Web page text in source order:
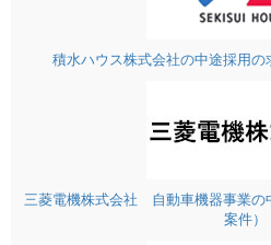
積水ハウス株式会社の中途採用の
三菱電機株式会社 自動車機器事業の
案件）